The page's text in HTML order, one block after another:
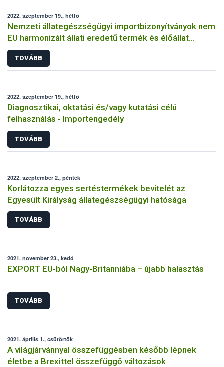
2022. szeptember 19., hétfő
Nemzeti állategészségügyi importbizonyítványok nem
EU harmonizált állati eredetű termék és élőállat
behozatalához
TOVÁBB
2022. szeptember 19., hétfő
Diagnosztikai, oktatási és/vagy kutatási célú
felhasználás - Importengedély
TOVÁBB
2022. szeptember 2., péntek
Korlátozza egyes sertéstermékek bevitelét az
Egyesült Királyság állategészségügyi hatósága
TOVÁBB
2021. november 23., kedd
EXPORT EU-ból Nagy-Britanniába – újabb halasztás
TOVÁBB
2021. április 1., csütörtök
A világjárvánnyal összefüggésben később lépnek
életbe a Brexittel összefüggő változások